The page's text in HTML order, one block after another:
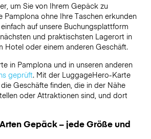
um Sie von Ihrem Gepäck zu
Pamplona ohne Ihre Taschen erkunden
auf unsere Buchungsplattform
und praktischsten Lagerort in
Hotel oder einem anderen Geschäft.
in Pamplona und in unseren anderen
geprüft. Mit der LuggageHero-Karte
Geschäfte finden, die in der Nähe
oder Attraktionen sind, und dort
Gepäck – jede Größe und